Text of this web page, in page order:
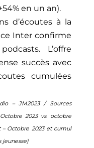
en un an).
d’écoutes à la
Inter confirme
L’offre
succès avec
cumulées
– JM2023 / Sources
2023 vs. octobre
– Octobre 2023 et cumul
jeunesse)